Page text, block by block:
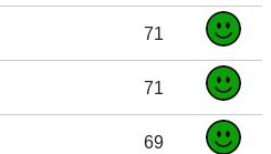
71
71
69